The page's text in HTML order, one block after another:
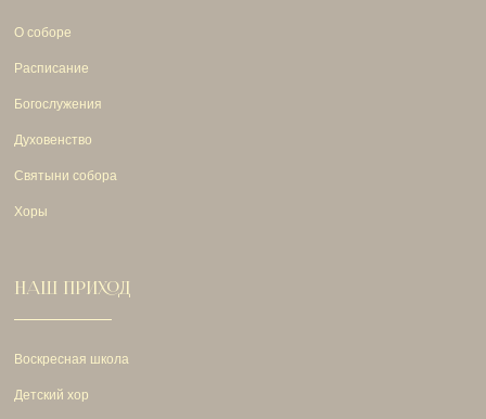
О соборе
Расписание
Богослужения
Духовенство
Святыни собора
Хоры
НАШ ПРИХОД
Воскресная школа
Детский хор